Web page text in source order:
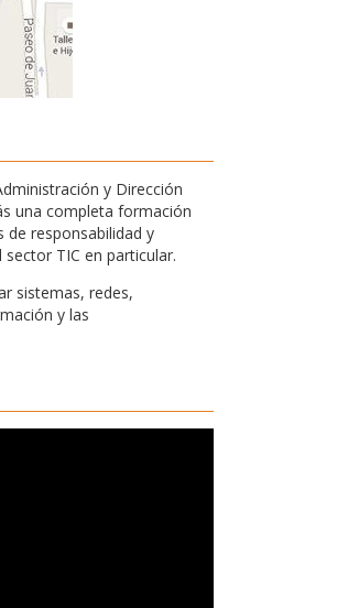
y Dirección
una completa formación
responsabilidad y
TIC en particular.
sistemas, redes,
y las